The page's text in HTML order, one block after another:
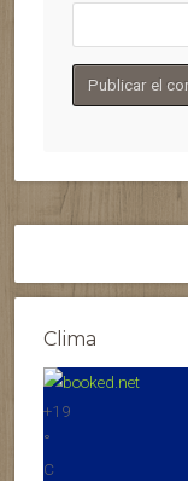
Clima
+19
°
C